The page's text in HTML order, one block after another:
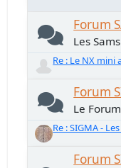
Forum
Les
Re : Le NX mini
Forum
Le
Re : SIGMA -
Forum